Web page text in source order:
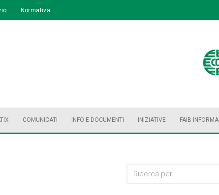
Normativa
COMUNICATI INFO E DOCUMENTI INIZIATIVE FAIB INFORMA